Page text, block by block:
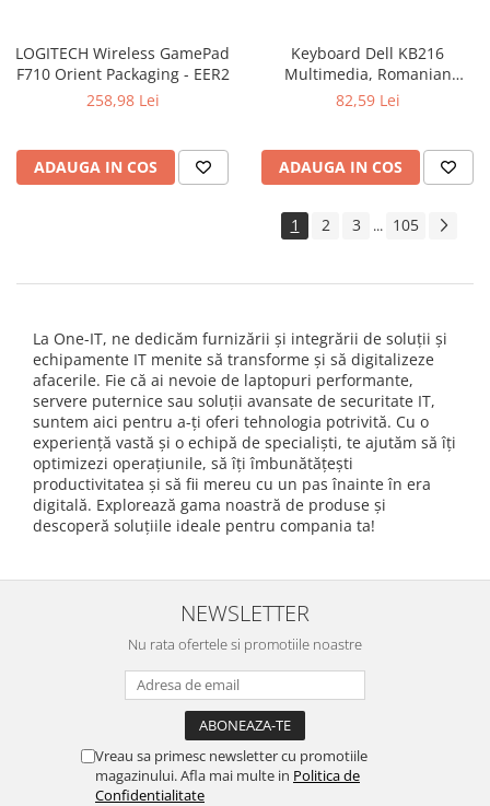
LOGITECH Wireless GamePad
F710 Orient Packaging - EER2
258,98 Lei
ADAUGA IN COS
Keyboard Dell KB216
Multimedia, Romanian
(QWERTZ), Black
82,59 Lei
ADAUGA IN COS
1 2 3 ... 105
La One-IT, ne dedicăm furnizării și integrării de soluții și
echipamente IT menite să transforme și să digitalizeze
afacerile. Fie că ai nevoie de laptopuri performante,
servere puternice sau soluții avansate de securitate IT,
suntem aici pentru a-ți oferi tehnologia potrivită. Cu o
experiență vastă și o echipă de specialiști, te ajutăm să îți
optimizezi operațiunile, să îți îmbunătățești
productivitatea și să fii mereu cu un pas înainte în era
digitală. Explorează gama noastră de produse și
descoperă soluțiile ideale pentru compania ta!
NEWSLETTER
Nu rata ofertele si promotiile noastre
Vreau sa primesc newsletter cu promotiile
magazinului. Afla mai multe in Politica de
Confidentialitate